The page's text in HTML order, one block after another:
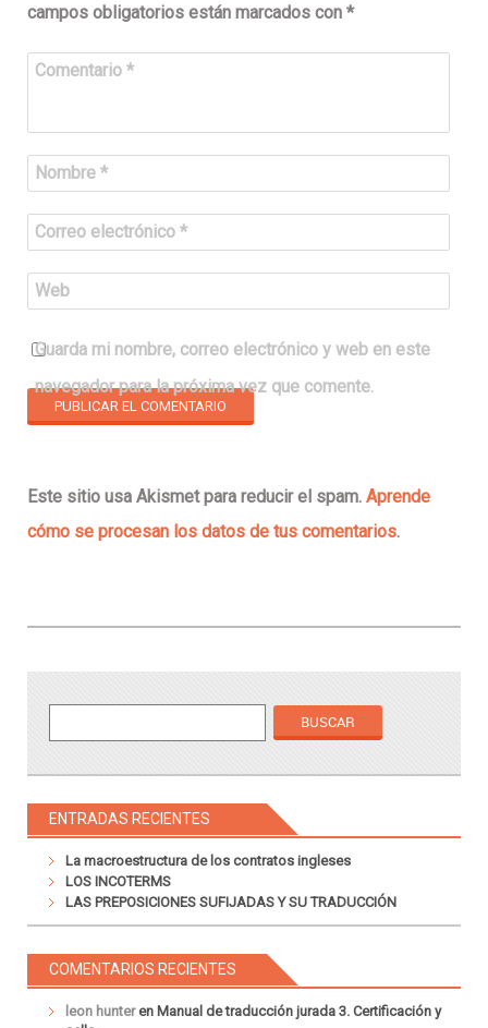
campos obligatorios están marcados con *
Comentario *
Nombre *
Correo electrónico *
Web
Guarda mi nombre, correo electrónico y web en este
navegador para la próxima vez que comente.
Este sitio usa Akismet para reducir el spam. Aprende
cómo se procesan los datos de tus comentarios.
ENTRADAS RECIENTES
La macroestructura de los contratos ingleses
LOS INCOTERMS
LAS PREPOSICIONES SUFIJADAS Y SU TRADUCCIÓN
COMENTARIOS RECIENTES
leon hunteren Manual de traducción jurada 3. Certificación y